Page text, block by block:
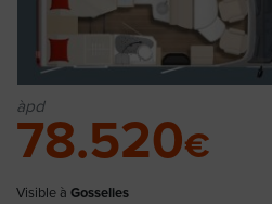
àpd
78.520€
Visible à Gosselies